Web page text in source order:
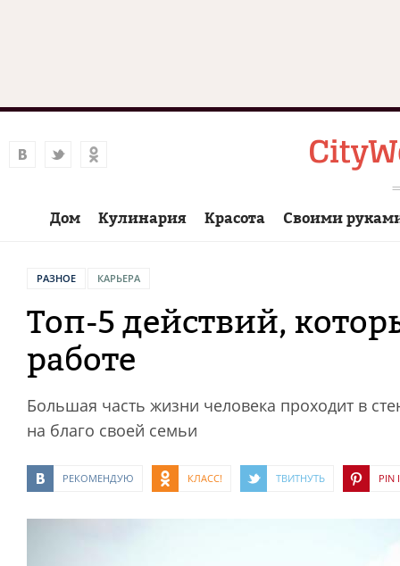
Дом Кулинария Красота Своими
РАЗНОЕ КАРЬЕРА
Топ-5 действий,
работе
Большая часть жизни человека проходит в
на благо своей семьи
РЕКОМЕНДУЮ КЛАСС! ТВИТНУТЬ PIN